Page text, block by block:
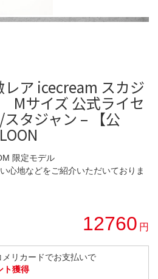
レア icecream スカジ
Mサイズ 公式ライセ
タジャン – 【公
限定モデル
心地などをご紹介いただいておりま
12760 円
リカードでお支払いで
ト獲得